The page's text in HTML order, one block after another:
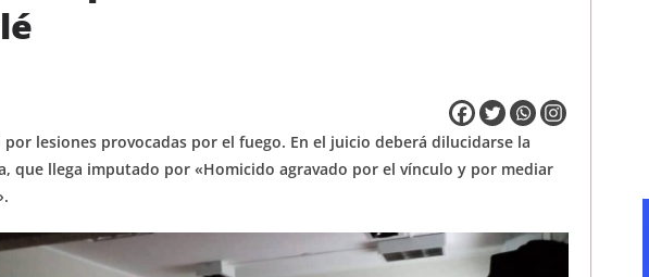
lesiones provocadas por el fuego. En el juicio deberá dilucidarse la
que llega imputado por «Homicido agravado por el vínculo y por mediar